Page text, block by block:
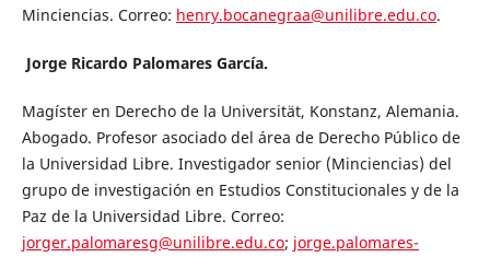
Minciencias. Correo: henry.bocanegraa@unilibre.edu.co.
Jorge Ricardo Palomares García.
Magíster en Derecho de la Universität, Konstanz, Alemania.
Abogado. Profesor asociado del área de Derecho Público de
la Universidad Libre. Investigador senior (Minciencias) del
grupo de investigación en Estudios Constitucionales y de la
Paz de la Universidad Libre. Correo:
jorger.palomaresg@unilibre.edu.co; jorge.palomares-